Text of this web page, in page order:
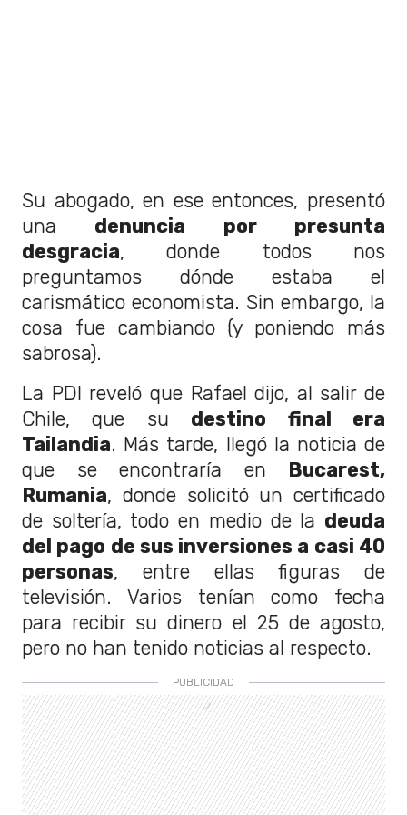
Su abogado, en ese entonces, presentó
una denuncia por presunta
desgracia, donde todos nos
preguntamos dónde estaba el
carismático economista. Sin embargo, la
cosa fue cambiando (y poniendo más
sabrosa).
La PDI reveló que Rafael dijo, al salir de
Chile, que su destino final era
Tailandia. Más tarde, llegó la noticia de
que se encontraría en Bucarest,
Rumania, donde solicitó un certificado
de soltería, todo en medio de la deuda
del pago de sus inversiones a casi 40
personas, entre ellas figuras de
televisión. Varios tenían como fecha
para recibir su dinero el 25 de agosto,
pero no han tenido noticias al respecto.